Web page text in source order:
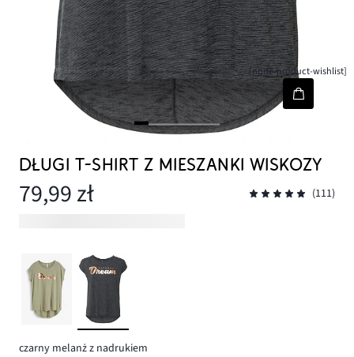
[node-product-wishlist]
DŁUGI T-SHIRT Z MIESZANKI WISKOZY
79,99 zł (111)
czarny melanż z nadrukiem